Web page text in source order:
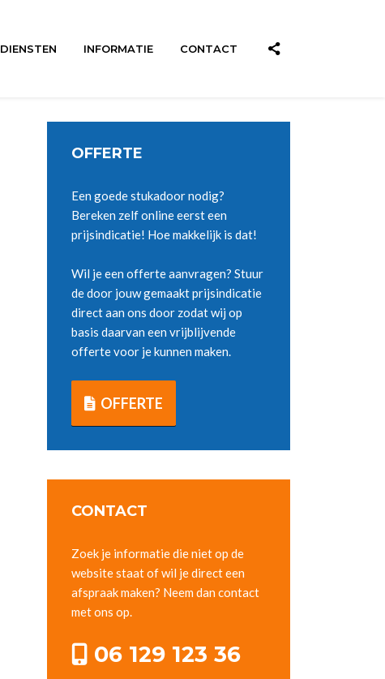
DIENSTEN INFORMATIE CONTACT
OFFERTE
Een goede stukadoor nodig?
Bereken zelf online eerst een
prijsindicatie! Hoe makkelijk is dat!
Wil je een offerte aanvragen? Stuur
de door jouw gemaakt prijsindicatie
direct aan ons door zodat wij op
basis daarvan een vrijblijvende
offerte voor je kunnen maken.
OFFERTE
CONTACT
Zoek je informatie die niet op de
website staat of wil je direct een
afspraak maken? Neem dan contact
met ons op.
06 129 123 36